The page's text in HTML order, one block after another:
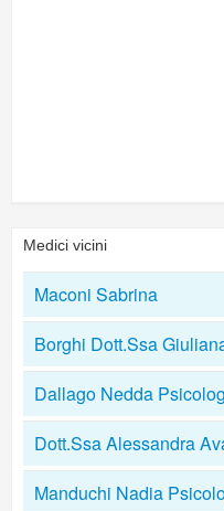
Medici vicini
Maconi Sabrina
Borghi Dott.Ssa
Dallago Nedda
Dott.Ssa Alessandra
Manduchi Nadia